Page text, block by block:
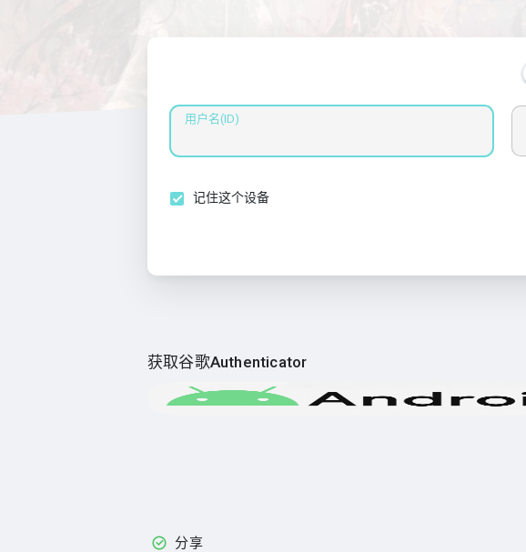
用户名(ID)
记住这个设备
获取谷歌Authenticator
分享